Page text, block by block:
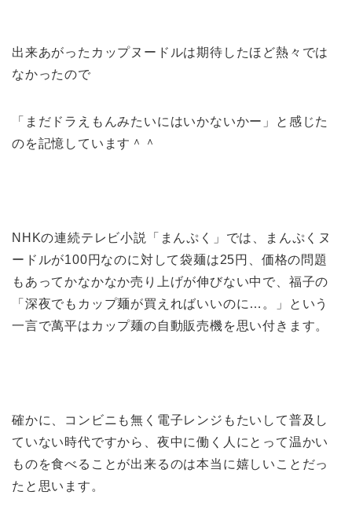
出来あがったカップヌードルは期待したほど熱々では
なかったので
「まだドラえもんみたいにはいかないかー」と感じた
のを記憶しています＾＾
NHKの連続テレビ小説 「 まんぷく
」では、まんぷくヌ
ードルが100円なのに対して袋麺は25円、価格の問題
もあってかなかなか売り上げが伸びない中で、福子の
「深夜でもカップ麺が買えればいいのに…。」という
一言で萬平はカップ麺の自動販売機を思い付きます。
確かに、コンビニも無く電子レンジもたいして普及し
ていない時代ですから、夜中に働く人にとって温かい
ものを食べることが出来るのは本当に嬉しいことだっ
たと思います。